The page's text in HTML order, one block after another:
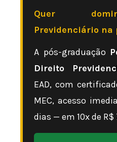
Quer
Previdenciário na
A pós-graduação
Direito
EAD, com
MEC, acesso
dias — em 10x de R$